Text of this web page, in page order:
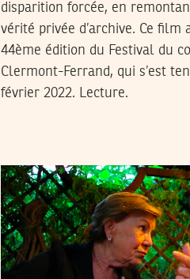
disparition forcée, en
vérité privée d’archive. Ce
44ème édition du Festival du
Clermont-Ferrand, qui s’est
février 2022. Lecture.